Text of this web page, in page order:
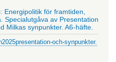
Energipolitik för framtiden,
Specialutgåva av Presentation
Milkas synpunkter. A6-häfte.
och-synpunkter.